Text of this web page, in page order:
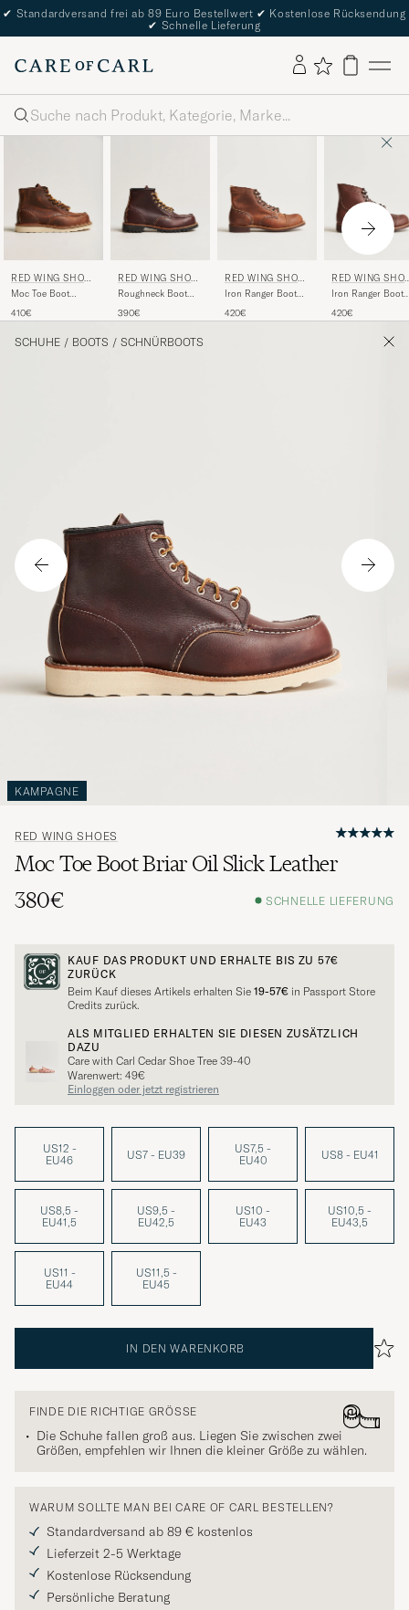
✔ Standardversand frei ab 89 Euro Bestellwert ✔ Kostenlose Rücksendung
✔ Schnelle Lieferung
Suche
RED WING SHOE
S
Moc Toe Boot
Rough/Though
410€
RED WING SHOE
S
Roughneck Boot
Leather
390€
RED WING SHOE
SIron Ranger Boot
Rough/Though
420€
RED WING
SIron Ranger Boot
420€
SCHUHE / BOOTS / SCHNÜRBOOTS
KAMPAGNE
RED WING SHOES
Moc Toe Boot Briar Oil Slick Leather
380€
SCHNELLE LIEFERUNG
KAUF DAS PRODUKT UND ERHALTE BIS ZU 57€
ZURÜCK
Beim Kauf dieses Artikels erhalten Sie 19-57€ in Passport Store
Credits zurück.
ALS MITGLIED ERHALTEN SIE DIESEN ZUSÄTZLICH
DAZU
Care with Carl Cedar Shoe Tree 39-40
Warenwert: 49€
Einloggen oder jetzt registrieren
US12 -
EU46
US7 - EU39
US7,5 -
EU40
US8 - EU41
US8,5 -
EU41,5
US9,5 -
EU42,5
US10 -
EU43
US10,5 -
EU43,5
US11 -
EU44
US11,5 -
EU45
IN DEN WARENKORB
FINDE DIE RICHTIGE GRÖSSE
Die Schuhe fallen groß aus. Liegen Sie zwischen zwei
Größen, empfehlen wir Ihnen die kleiner Größe zu wählen.
WARUM SOLLTE MAN BEI CARE OF CARL BESTELLEN?
Standardversand ab 89 € kostenlos
Lieferzeit 2-5 Werktage
Kostenlose Rücksendung
Persönliche Beratung